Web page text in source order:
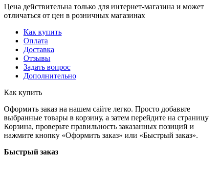
Цена действительна только для интернет-магазина и может
отличаться от цен в розничных магазинах
Как купить
Оплата
Доставка
Отзывы
Задать вопрос
Дополнительно
Как купить
Оформить заказ на нашем сайте легко. Просто добавьте
выбранные товары в корзину, а затем перейдите на страницу
Корзина, проверьте правильность заказанных позиций и
нажмите кнопку «Оформить заказ» или «Быстрый заказ».
Быстрый заказ